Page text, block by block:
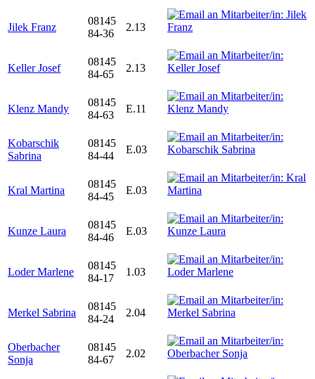
Jilek Franz
08145
84-36
2.13
Keller Josef
08145
84-65
2.13
Klenz Mandy
08145
84-63
E.11
Kobarschik
Sabrina
08145
84-44
E.03
Kral Martina
08145
84-45
E.03
Kunze Laura
08145
84-46
E.03
Loder Marlene
08145
84-17
1.03
Merkel Sabrina
08145
84-24
2.04
Oberbacher
Sonja
08145
84-67
2.02